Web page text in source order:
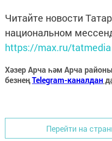
Читайте новости
национальном
https://max.ru/tatmedia
Хәзер Арча һәм Арча
безнеңTelegram-каналдан
Перейти на